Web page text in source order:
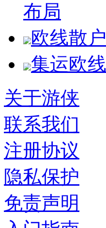
布局
欧线散
集运欧
关于游侠
联系我们
注册协议
隐私保护
免责声明